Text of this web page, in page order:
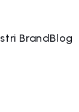
BrandBlog